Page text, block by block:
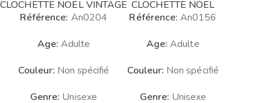
CLOCHETTE NOËL VINTAGE
Référence: An0204
Age: Adulte
Couleur: Non spécifié
Genre: Unisexe
CLOCHETTE NOËL
Référence: An0156
Age: Adulte
Couleur: Non spécifié
Genre: Unisexe